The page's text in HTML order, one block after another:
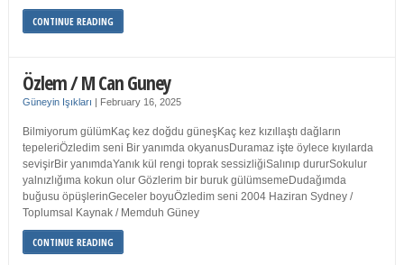
CONTINUE READING
Özlem / M Can Guney
Güneyin Işıkları | February 16, 2025
Bilmiyorum gülümKaç kez doğdu güneşKaç kez kızıllaştı dağların
tepeleriÖzledim seni Bir yanımda okyanusDuramaz işte öylece kıyılarda
sevişirBir yanımdaYanık kül rengi toprak sessizliğiSalınıp dururSokulur
yalnızlığıma kokun olur Gözlerim bir buruk gülümsemeDudağımda
buğusu öpüşlerinGeceler boyuÖzledim seni 2004 Haziran Sydney /
Toplumsal Kaynak / Memduh Güney
CONTINUE READING